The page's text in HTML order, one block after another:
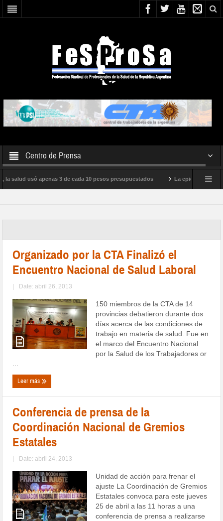
Centro de Prensa
usó apenas 3 de cada 10 pesos presupuestados La epidemia de
Organizado por la CTA Finalizó el
Encuentro Nacional de Salud Laboral
| Date: abril 26, 2013
150 miembros de la CTA de 14
provincias debatieron durante dos
días acerca de las condiciones de
trabajo en materia de salud. Fue en
el marco del Encuentro Nacional
por la Salud de los Trabajadores or
Leer más
Conferencia de prensa de la
Coordinación Nacional de Gremios
Estatales
| Date: abril 24, 2013
Unidad de acción para frenar el
ajuste La Coordinación de Gremios
Estatales convoca para este jueves
25 de abril a las 11 horas a una
conferencia de prensa a realizarse